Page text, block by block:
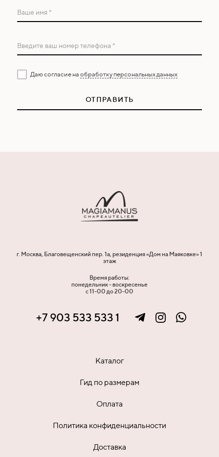
Ваше имя *
Введите ваш номер телефона *
Даю согласие на обработку персональных данных
ОТПРАВИТЬ
г. Москва, Благовещенский пер. 1а, резиденция «Дом на Маяковке» 1
этаж
Время работы:
понедельник - воскресенье
с 11-00 до 20-00
+7 903 533 533 1
Каталог
Гид по размерам
Оплата
Политика конфиденциальности
Доставка